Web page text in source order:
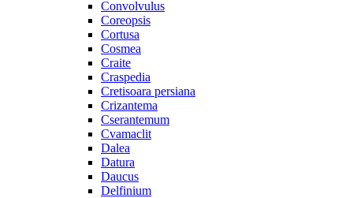
Convolvulus
Coreopsis
Cortusa
Cosmea
Craite
Craspedia
Cretisoara persiana
Crizantema
Cserantemum
Cvamaclit
Dalea
Datura
Daucus
Delfinium